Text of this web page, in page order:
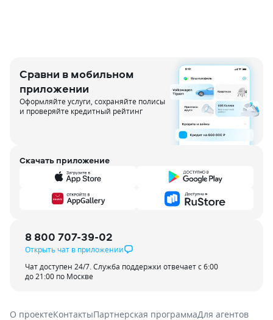
Сравни в мобильном
приложении
Оформляйте услуги, сохраняйте полисы
и проверяйте кредитный рейтинг
Скачать приложение
8 800 707-39-02
Открыть чат в приложении
Чат доступен 24/7. Служба поддержки отвечает с 6:00
до 21:00 по Москве
О проектеКонтактыПартнерская программаДля агентов